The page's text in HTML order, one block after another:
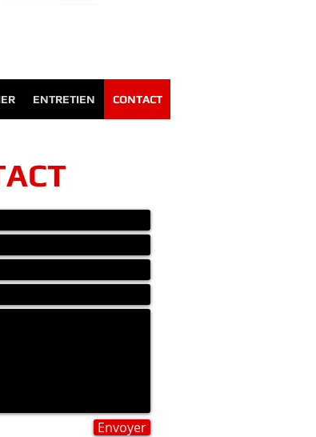
ENTRETIEN CONTACT
Envoyer